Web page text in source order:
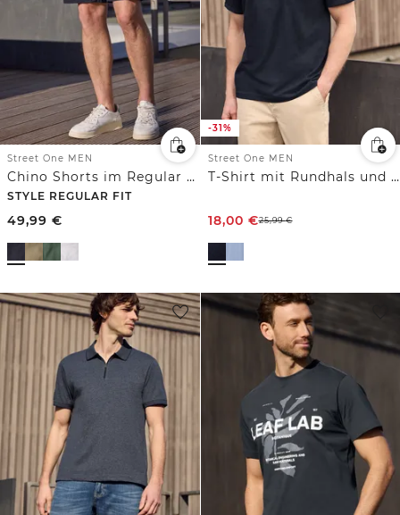
Street One MEN
Chino Shorts im Regular Fit mit Flexbund
STYLE REGULAR FIT
49,99 €
-31%
Street One MEN
T-Shirt mit Rundhals und Backprint
18,00 €25,99€